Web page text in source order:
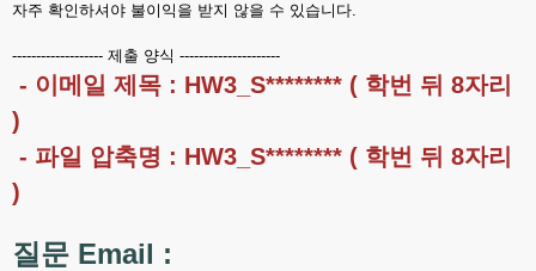
자주 확인하셔야 불이익을 받지 않을 수 있습니다.
------------------- 제출 양식 ---------------------
- 이메일 제목 : HW3_S******** ( 학번 뒤 8자리
)
- 파일 압축명 : HW3_S******** ( 학번 뒤 8자리
)
질문 Email :